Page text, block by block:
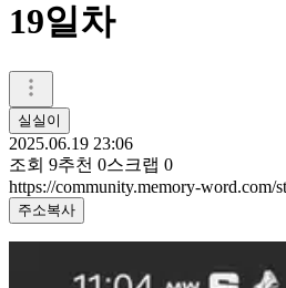
19일차
실실이
2025.06.19 23:06
조회 9추천 0스크랩 0
https://community.memory-word.com/
주소복사